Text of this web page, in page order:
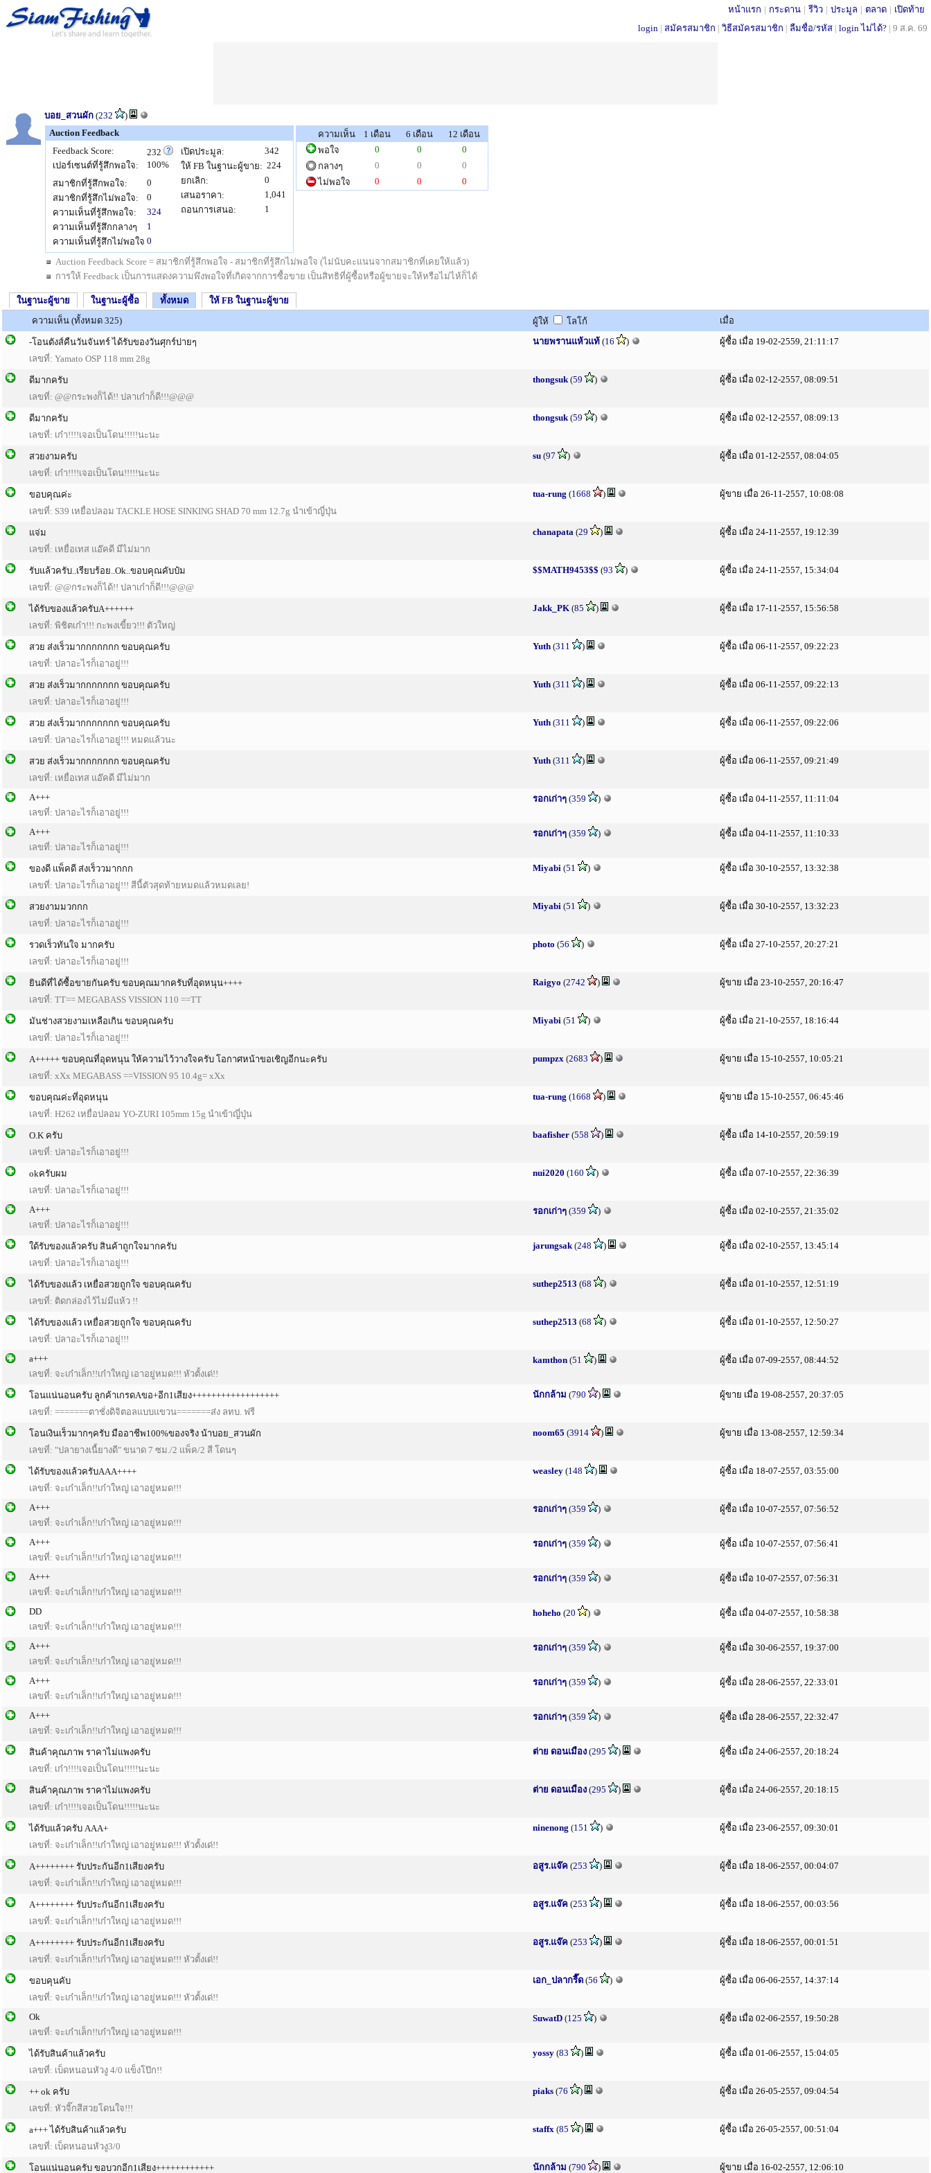
หน้าแรก | กระดาน | รีวิว | ประมูล | ตลาด | เปิดท้าย
login | สมัครสมาชิก | วิธีสมัครสมาชิก | ลืมชื่อ/รหัส | login ไม่ได้? | 9 ส.ค. 69
บอย_สวนผัก (232
)
Auction Feedback
Feedback Score:
232
เปอร์เซนต์ที่รู้สึกพอใจ:
100%
สมาชิกที่รู้สึกพอใจ:
0
สมาชิกที่รู้สึกไม่พอใจ:
0
ความเห็นที่รู้สึกพอใจ:
324
ความเห็นที่รู้สึกกลางๆ
1
ความเห็นที่รู้สึกไม่พอใจ 0
เปิดประมูล:
342
ให้ FB ในฐานะผู้ขาย: 224
ยกเลิก:
0
เสนอราคา:
1,041
ถอนการเสนอ:
1
ความเห็น 1 เดือน 6 เดือน
12 เดือน
พอใจ
0 0
0
กลางๆ
0 0
0
ไม่พอใจ
0 0 0
Auction Feedback Score = สมาชิกที่รู้สึกพอใจ - สมาชิกที่รู้สึกไม่พอใจ (ไม่นับคะแนนจากสมาชิกที่เคยให้แล้ว)
การให้ Feedback เป็นการแสดงความพึงพอใจที่เกิดจากการซื้อขาย เป็นสิทธิที่ผู้ซื้อหรือผู้ขายจะให้หรือไม่ไห้ก็ได้
ในฐานะผู้ขาย ในฐานะผู้ซื้อ ทั้งหมด
ให้ FB ในฐานะผู้ขาย
ความเห็น (ทั้งหมด 325)
ผู้ให้ โลโก้ เมื่อ
-โอนตังส์คืนวันจันทร์ ได้รับของวันศุกร์บ่ายๆ
เลขที่: Yamato OSP 118 mm 28g
นายพรานแห้วแท้ (16 ) ผู้ซื้อ เมื่อ 19-02-2559, 21:11:17
ดีมากครับ
เลขที่: @@กระพงก็ได้!! ปลาเก๋าก็ดี!!!@@@
thongsuk(59 ) ผู้ซื้อ เมื่อ 02-12-2557, 08:09:51
ดีมากครับ
เลขที่: เก๋า!!!!เจอเป็นโดน!!!!!นะนะ
thongsuk(59 ) ผู้ซื้อ เมื่อ 02-12-2557, 08:09:13
สวยงามครับ
เลขที่: เก๋า!!!!เจอเป็นโดน!!!!!นะนะ
su (97 ) ผู้ซื้อ เมื่อ 01-12-2557, 08:04:05
ขอบคุณค่ะ
เลขที่: S39 เหยื่อปลอม TACKLE HOSE SINKING SHAD 70 mm 12.7g นำเข้าญี่ปุ่น
tua-rung (1668 ) ผู้ขาย เมื่อ 26-11-2557, 10:08:08
แจ่ม
เลขที่: เหยื่อเทส แอ๊คดี มีไม่มาก
chanapata (29 ) ผู้ซื้อ เมื่อ 24-11-2557, 19:12:39
รับแล้วครับ..เรียบร้อย..Ok..ขอบคุณคับป๋ม
เลขที่: @@กระพงก็ได้!! ปลาเก๋าก็ดี!!!@@@
$$MATH9453$$ (93 ) ผู้ซื้อ เมื่อ 24-11-2557, 15:34:04
ได้รับของแล้วครับA++++++
เลขที่: พิชิตเก๋า!!! กะพงเขี้ยว!!! ตัวใหญ่
Jakk_PK (85 ) ผู้ซื้อ เมื่อ 17-11-2557, 15:56:58
สวย ส่งเร็วมากกกกกกก ขอบคุณครับ
เลขที่: ปลาอะไรก็เอาอยู่!!!
Yuth (311 ) ผู้ซื้อ เมื่อ 06-11-2557, 09:22:23
สวย ส่งเร็วมากกกกกกก ขอบคุณครับ
เลขที่: ปลาอะไรก็เอาอยู่!!!
Yuth (311 ) ผู้ซื้อ เมื่อ 06-11-2557, 09:22:13
สวย ส่งเร็วมากกกกกกก ขอบคุณครับ
เลขที่: ปลาอะไรก็เอาอยู่!!! หมดแล้วนะ
Yuth (311 ) ผู้ซื้อ เมื่อ 06-11-2557, 09:22:06
สวย ส่งเร็วมากกกกกกก ขอบคุณครับ
เลขที่: เหยื่อเทส แอ๊คดี มีไม่มาก
Yuth (311 ) ผู้ซื้อ เมื่อ 06-11-2557, 09:21:49
A+++
เลขที่: ปลาอะไรก็เอาอยู่!!!
รอกเก่าๆ (359 ) ผู้ซื้อ เมื่อ 04-11-2557, 11:11:04
A+++
เลขที่: ปลาอะไรก็เอาอยู่!!!
รอกเก่าๆ (359 ) ผู้ซื้อ เมื่อ 04-11-2557, 11:10:33
ของดี แพ็คดี ส่งเร็ววมากกก
เลขที่: ปลาอะไรก็เอาอยู่!!! สีนี้ตัวสุดท้ายหมดแล้วหมดเลย!
Miyabi (51 ) ผู้ซื้อ เมื่อ 30-10-2557, 13:32:38
สวยงามมวกกก
เลขที่: ปลาอะไรก็เอาอยู่!!!
Miyabi (51 ) ผู้ซื้อ เมื่อ 30-10-2557, 13:32:23
รวดเร็วทันใจ มากครับ
เลขที่: ปลาอะไรก็เอาอยู่!!!
photo (56 ) ผู้ซื้อ เมื่อ 27-10-2557, 20:27:21
ยินดีที่ได้ซื้อขายกันครับ ขอบคุณมากครับที่อุดหนุน++++
เลขที่: TT== MEGABASS VISSION 110 ==TT
Raigyo (2742 ) ผู้ขาย เมื่อ 23-10-2557, 20:16:47
มันช่างสวยงามเหลือเกิน ขอบคุณครับ
เลขที่: ปลาอะไรก็เอาอยู่!!!
Miyabi (51 ) ผู้ซื้อ เมื่อ 21-10-2557, 18:16:44
A+++++ ขอบคุณที่อุดหนุน ให้ความไว้วางใจครับ โอกาศหน้าขอเชิญอีกนะครับ
เลขที่: xXx MEGABASS ==VISSION 95 10.4g= xXx
pumpzx (2683 ) ผู้ขาย เมื่อ 15-10-2557, 10:05:21
ขอบคุณค่ะที่อุดหนุน
เลขที่: H262 เหยื่อปลอม YO-ZURI 105mm 15g นำเข้าญี่ปุ่น
tua-rung (1668 ) ผู้ขาย เมื่อ 15-10-2557, 06:45:46
O.K ครับ
เลขที่: ปลาอะไรก็เอาอยู่!!!
baafisher (558 ) ผู้ซื้อ เมื่อ 14-10-2557, 20:59:19
okครับผม
เลขที่: ปลาอะไรก็เอาอยู่!!!
nui2020 (160 ) ผู้ซื้อ เมื่อ 07-10-2557, 22:36:39
A+++
เลขที่: ปลาอะไรก็เอาอยู่!!!
รอกเก่าๆ (359 ) ผู้ซื้อ เมื่อ 02-10-2557, 21:35:02
ใด้รับของแล้วครับ สินค้าถูกใจมากครับ
เลขที่: ปลาอะไรก็เอาอยู่!!!
jarungsak(248 ) ผู้ซื้อ เมื่อ 02-10-2557, 13:45:14
ได้รับของแล้ว เหยื่อสวยถูกใจ ขอบคุณครับ
เลขที่: ติดกล่องไว้ไม่มีแห้ว !!
suthep2513 (68 ) ผู้ซื้อ เมื่อ 01-10-2557, 12:51:19
ได้รับของแล้ว เหยื่อสวยถูกใจ ขอบคุณครับ
เลขที่: ปลาอะไรก็เอาอยู่!!!
suthep2513 (68 ) ผู้ซื้อ เมื่อ 01-10-2557, 12:50:27
a+++
เลขที่: จะเก๋าเล็ก!!เก๋าใหญ่ เอาอยู่หมด!!! หัวตั้งเด่!!
kamthon (51 ) ผู้ซื้อ เมื่อ 07-09-2557, 08:44:52
โอนแน่นอนครับ ลูกค้าเกรดAขอ+อีก1เสียง++++++++++++++++++
เลขที่: =======ตาชั่งดิจิตอลแบบแขวน=======ส่ง ลทบ. ฟรี
นักกล้าม (790 ) ผู้ขาย เมื่อ 19-08-2557, 20:37:05
โอนเงินเร็วมากๆครับ มืออาชีพ100%ของจริง น้าบอย_สวนผัก
เลขที่: "ปลายางเนื้ยางดี" ขนาด 7 ซม./2 แพ็ค/2 สี โดนๆ
noom65 (3914 ) ผู้ขาย เมื่อ 13-08-2557, 12:59:34
ได้รับของแล้วครับAAA++++
เลขที่: จะเก๋าเล็ก!!เก๋าใหญ่ เอาอยู่หมด!!!
weasley (148 ) ผู้ซื้อ เมื่อ 18-07-2557, 03:55:00
A+++
เลขที่: จะเก๋าเล็ก!!เก๋าใหญ่ เอาอยู่หมด!!!
รอกเก่าๆ (359 ) ผู้ซื้อ เมื่อ 10-07-2557, 07:56:52
A+++
เลขที่: จะเก๋าเล็ก!!เก๋าใหญ่ เอาอยู่หมด!!!
รอกเก่าๆ (359 ) ผู้ซื้อ เมื่อ 10-07-2557, 07:56:41
A+++
เลขที่: จะเก๋าเล็ก!!เก๋าใหญ่ เอาอยู่หมด!!!
รอกเก่าๆ (359 ) ผู้ซื้อ เมื่อ 10-07-2557, 07:56:31
DD
เลขที่: จะเก๋าเล็ก!!เก๋าใหญ่ เอาอยู่หมด!!!
hoheho (20 ) ผู้ซื้อ เมื่อ 04-07-2557, 10:58:38
A+++
เลขที่: จะเก๋าเล็ก!!เก๋าใหญ่ เอาอยู่หมด!!!
รอกเก่าๆ (359 ) ผู้ซื้อ เมื่อ 30-06-2557, 19:37:00
A+++
เลขที่: จะเก๋าเล็ก!!เก๋าใหญ่ เอาอยู่หมด!!!
รอกเก่าๆ (359 ) ผู้ซื้อ เมื่อ 28-06-2557, 22:33:01
A+++
เลขที่: จะเก๋าเล็ก!!เก๋าใหญ่ เอาอยู่หมด!!!
รอกเก่าๆ (359 ) ผู้ซื้อ เมื่อ 28-06-2557, 22:32:47
สินค้าคุณภาพ ราคาไม่แพงครับ
เลขที่: เก๋า!!!!เจอเป็นโดน!!!!!นะนะ
ต่าย ดอนเมือง (295 ) ผู้ซื้อ เมื่อ 24-06-2557, 20:18:24
สินค้าคุณภาพ ราคาไม่แพงครับ
เลขที่: เก๋า!!!!เจอเป็นโดน!!!!!นะนะ
ต่าย ดอนเมือง (295 ) ผู้ซื้อ เมื่อ 24-06-2557, 20:18:15
ได้รับแล้วครับ AAA+
เลขที่: จะเก๋าเล็ก!!เก๋าใหญ่ เอาอยู่หมด!!! หัวตั้งเด่!!
ninenong (151 ) ผู้ซื้อ เมื่อ 23-06-2557, 09:30:01
A++++++++ รับประกันอีก1เสียงครับ
เลขที่: จะเก๋าเล็ก!!เก๋าใหญ่ เอาอยู่หมด!!!
อสูร.แจ๊ค (253 ) ผู้ซื้อ เมื่อ 18-06-2557, 00:04:07
A++++++++ รับประกันอีก1เสียงครับ
เลขที่: จะเก๋าเล็ก!!เก๋าใหญ่ เอาอยู่หมด!!!
อสูร.แจ๊ค (253 ) ผู้ซื้อ เมื่อ 18-06-2557, 00:03:56
A++++++++ รับประกันอีก1เสียงครับ
เลขที่: จะเก๋าเล็ก!!เก๋าใหญ่ เอาอยู่หมด!!! หัวตั้งเด่!!
อสูร.แจ๊ค (253 ) ผู้ซื้อ เมื่อ 18-06-2557, 00:01:51
ขอบคุนคับ
เลขที่: จะเก๋าเล็ก!!เก๋าใหญ่ เอาอยู่หมด!!! หัวตั้งเด่!!
เอก_ปลากรี๊ด (56 ) ผู้ซื้อ เมื่อ 06-06-2557, 14:37:14
Ok
เลขที่: จะเก๋าเล็ก!!เก๋าใหญ่ เอาอยู่หมด!!!
SuwatD (125 ) ผู้ซื้อ เมื่อ 02-06-2557, 19:50:28
ได้รับสินค้าแล้วครับ
เลขที่: เบ็ดหนอนหัวงู 4/0 แข็งโป๊ก!!
yossy (83 ) ผู้ซื้อ เมื่อ 01-06-2557, 15:04:05
++ ok ครับ
เลขที่: หัวจิ๊กสีสวยโดนใจ!!!
piaks (76 ) ผู้ซื้อ เมื่อ 26-05-2557, 09:04:54
a+++ ได้รับสินค้าแล้วครับ
เลขที่: เบ็ดหนอนหัวงู3/0
staffx (85 ) ผู้ซื้อ เมื่อ 26-05-2557, 00:51:04
โอนแน่นอนครับ ขอบวกอีก1เสียง++++++++++++ นักกล้าม (790 ) ผู้ขาย เมื่อ 16-02-2557, 12:06:10